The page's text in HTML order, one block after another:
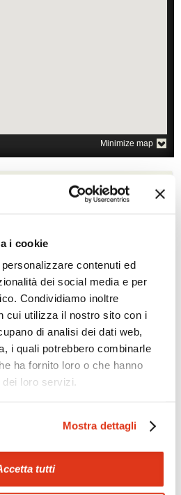
i cookie
contenuti ed
dei social media e per
Condividiamo inoltre
cui utilizza il nostro sito con i
di analisi dei dati web,
i quali potrebbero combinarle
ha fornito loro o che hanno
loro servizi.
Mostra dettagli
tutti
Minimize map
e snorkeling